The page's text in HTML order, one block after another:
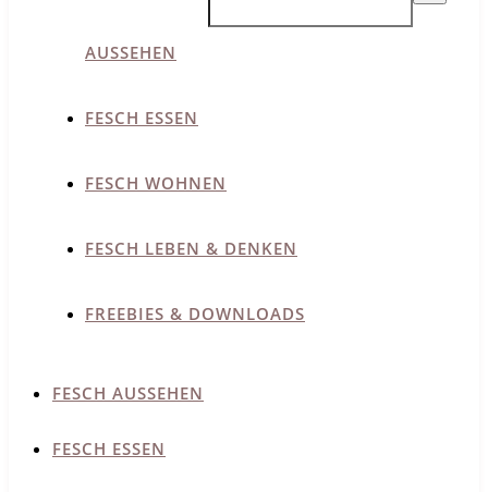
AUSSEHEN
FESCH ESSEN
FESCH WOHNEN
FESCH LEBEN & DENKEN
FREEBIES & DOWNLOADS
FESCH AUSSEHEN
FESCH ESSEN